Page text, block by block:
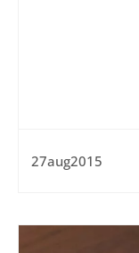
27aug2015